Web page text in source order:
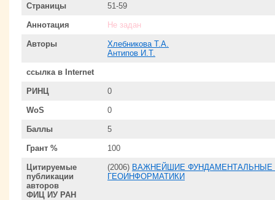
Страницы 51-59
Аннотация Не задан
Авторы
Хлебникова Т.А.
Антипов И.Т.
ссылка в Internet
РИНЦ 0
WoS 0
Баллы 5
Грант % 100
Цитируемые
публикации
авторов
ФИЦ ИУ РАН
(2006) ВАЖНЕЙШИЕ
ГЕОИНФОРМАТИКИ